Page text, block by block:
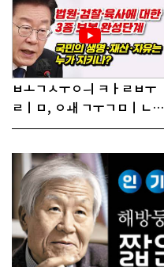
ㅂㅗㄱㅅㅜㅇㅢ ㅋㅏㄹㅂㅜ
ㄹㅣㅁ, ㅇㅙ ㄱㅜㄱㅁㅣㄴㄷ
ㅡㄹㅇㅣ ㄷㅏㅇㅎㅐㅇㅑ ㅎ